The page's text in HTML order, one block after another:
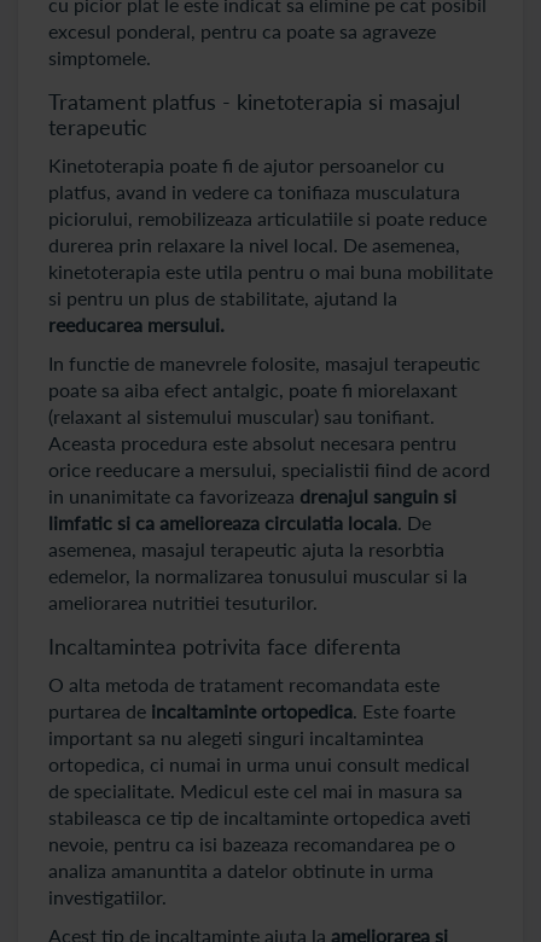
excesul ponderal, pentru ca poate sa agraveze
simptomele.
Tratament platfus - kinetoterapia si masajul
terapeutic
Kinetoterapia poate fi de ajutor persoanelor cu
platfus, avand in vedere ca tonifiaza musculatura
piciorului, remobilizeaza articulatiile si poate reduce
durerea prin relaxare la nivel local. De asemenea,
kinetoterapia este utila pentru o mai buna mobilitate
si pentru un plus de stabilitate, ajutand la
reeducarea mersului.
In functie de manevrele folosite, masajul terapeutic
poate sa aiba efect antalgic, poate fi miorelaxant
(relaxant al sistemului muscular) sau tonifiant.
Aceasta procedura este absolut necesara pentru
orice reeducare a mersului, specialistii fiind de acord
in unanimitate ca favorizeaza drenajul sanguin si
limfatic si ca amelioreaza circulatia locala . De
asemenea, masajul terapeutic ajuta la resorbtia
edemelor, la normalizarea tonusului muscular si la
ameliorarea nutritiei tesuturilor.
Incaltamintea potrivita face diferenta
O alta metoda de tratament recomandata este
purtarea de incaltaminte ortopedica . Este foarte
important sa nu alegeti singuri incaltamintea
ortopedica, ci numai in urma unui consult medical
de specialitate. Medicul este cel mai in masura sa
stabileasca ce tip de incaltaminte ortopedica aveti
nevoie, pentru ca isi bazeaza recomandarea pe o
analiza amanuntita a datelor obtinute in urma
investigatiilor.
Acest tip de incaltaminte ajuta la ameliorarea si